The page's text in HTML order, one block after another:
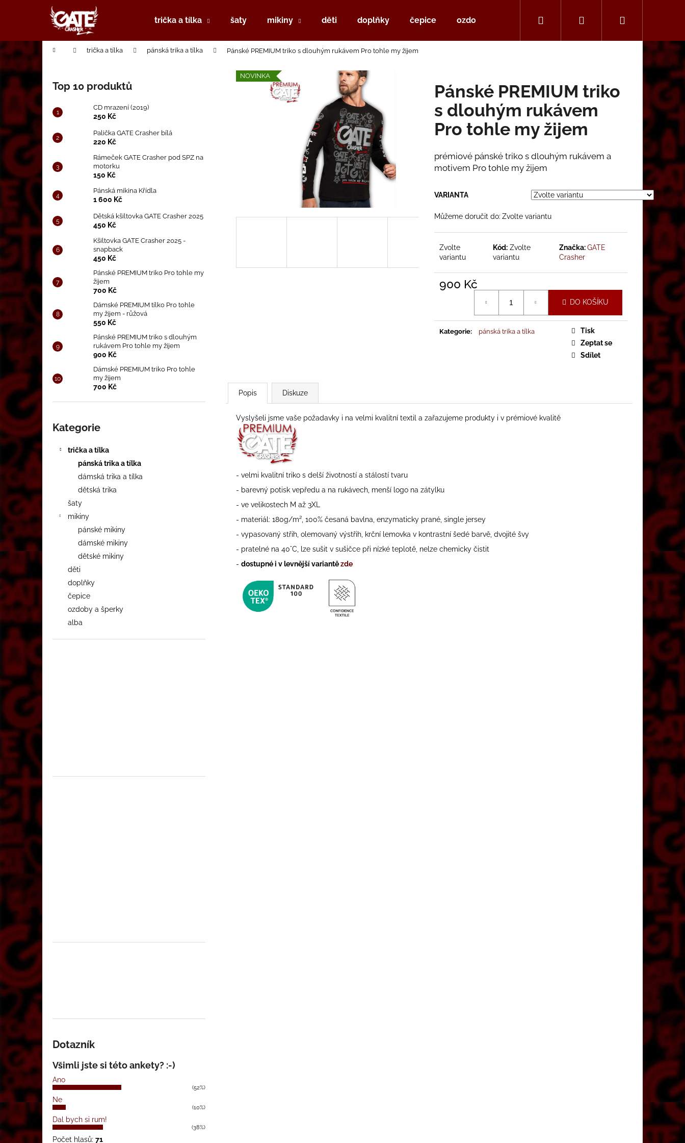
trička a tílka šaty mikiny děti doplňky čepice ozdoby a šperky alba
Hledat PřihlášeníNákupní
Domů trička a tílka pánská trika a tílka Pánské PREMIUM triko s dlouhým rukávem Pro tohle my žijem
s
t
r
n
í
p
n
e
l
Top 10 produktů
CD mrazení (2019)
250 Kč
Palička GATE Crasher bílá
220 Kč
Rámeček GATE Crasher pod SPZ na
motorku
150 Kč
Pánská mikina Křídla
1 600 Kč
Dětská kšiltovka GATE Crasher 2025
450 Kč
Kšiltovka GATE Crasher 2025 -
snapback
450 Kč
Pánské PREMIUM triko Pro tohle my
žijem
700 Kč
Dámské PREMIUM tílko Pro tohle
my žijem - růžová
550 Kč
Pánské PREMIUM triko s dlouhým
rukávem Pro tohle my žijem
900 Kč
Dámské PREMIUM triko Pro tohle
my žijem
700 Kč
kategorie
Kategorie
trička a tílka
pánská trika a tílka
dámská trika a tílka
dětská trika
šaty
mikiny
pánské mikiny
dámské mikiny
dětské mikiny
děti
doplňky
čepice
ozdoby a šperky
alba
Dotazník
Všimli jste si této ankety? :-)
Ano
(52%)
Ne
(10%)
Dal bych si rum!
(38%)
Počet hlasů: 71
Pánské PREMIUM triko
s dlouhým rukávem
Pro tohle my žijem
prémiové pánské triko s dlouhým rukávem a
motivem Pro tohle my žijem
VARIANTA
Můžeme doručit do: Zvolte variantu
Zvolte
variantu
Kód: Zvolte
variantu
Značka:GATE
Crasher
900 Kč
DO KOŠÍKU
Kategorie: pánská trika a tílka
Tisk
Zeptat se
Sdílet
NOVINKA
Popis Diskuze
Vyslyšeli jsme vaše požadavky i na velmi kvalitní textil a zařazujeme produkty i v prémiové kvalitě
- velmi kvalitní triko s delší životností a stálostí tvaru
- barevný potisk vepředu a na rukávech, menší logo na zátylku
- ve velikostech M až 3XL
- materiál: 180g/m², 100% česaná bavlna, enzymaticky prané, single jersey
- vypasovaný střih, olemovaný výstřih, krční lemovka v kontrastní šedé barvě, dvojité švy
- pratelné na 40°C, lze sušit v sušičce při nízké teplotě, nelze chemicky čistit
- dostupné i v levnější variantězde
í
Zpět
do
obchodu
Zpět
do
obchodu
Co potřebujete najít?
HLEDAT
Doporučujeme
Následující
CD MRAZENÍ (2019)
250 Kč
RÁMEČEK GATE CRASHER POD SPZ